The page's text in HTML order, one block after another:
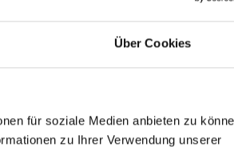
Über Cookies
für soziale Medien anbieten zu
zu Ihrer Verwendung unserer